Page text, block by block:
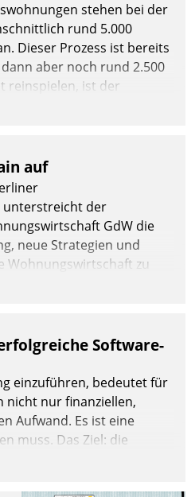
stehen bei der
rund 5.000
Dieser Prozess ist bereits
aber noch rund 2.500
reinspielen, ist der
immens. Im
daher
Datatrain GmbH den
digitalisiert.
auf
unterstreicht der
GdW die
neue Strategien und
Wohnungswirtschaft zu
Software-
einzuführen, bedeutet für
nicht nur finanziellen,
Aufwand. Es ist eine
muss. Das Ziel: die
Geschäftsabläufe. Damit
einige Grundregeln